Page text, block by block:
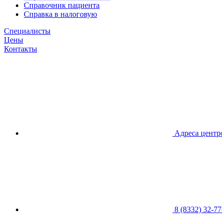
Справочник пациента
Справка в налоговую
Специалисты
Цены
Контакты
Адреса
8 (8332) 32-